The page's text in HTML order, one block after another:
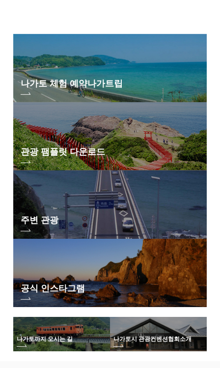
나가토 체험 예약나가트립
관광 팸플릿 다운로드
주변 관광
공식 인스타그램
나가토까지 오시는 길 나가토시 관광컨벤션협회소개